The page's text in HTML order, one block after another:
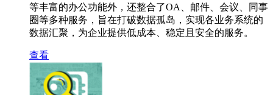
等丰富的办公功能外，还整合了OA、邮件、会议、同事
圈等多种服务，旨在打破数据孤岛，实现各业务系统的
数据汇聚，为企业提供低成本、稳定且安全的服务。
查看